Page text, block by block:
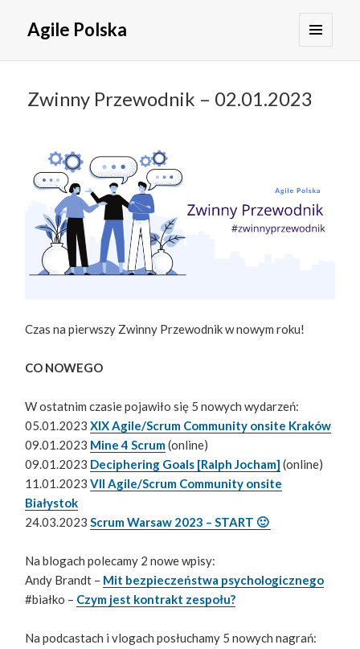
Agile Polska
WIDGETY
Zwinny Przewodnik – 02.01.2023
Czas na pierwszy Zwinny Przewodnik w nowym roku!
CO NOWEGO
W ostatnim czasie pojawiło się 5 nowych wydarzeń:
05.01.2023XIX Agile/Scrum Community onsite Kraków
09.01.2023 Mine 4 Scrum(online)
09.01.2023 Deciphering Goals [Ralph Jocham] (online)
11.01.2023VII Agile/Scrum Community onsite
Białystok
24.03.2023Scrum Warsaw 2023 – START 🙂
Na blogach polecamy 2 nowe wpisy:
Andy Brandt – Mit bezpieczeństwa psychologicznego
#białko – Czym jest kontrakt zespołu?
Na podcastach i vlogach posłuchamy 5 nowych nagrań: